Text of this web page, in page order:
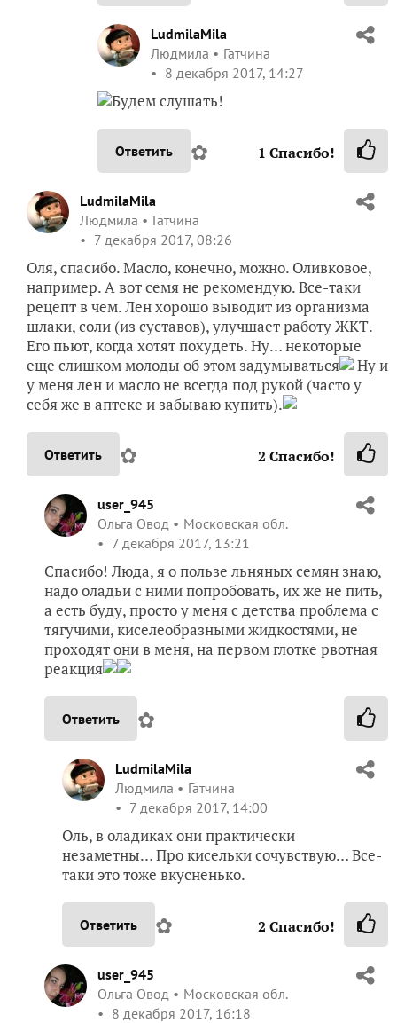
LudmilaMila
Людмила
Гатчина
8 декабря 2017, 14:27
Будем слушать!
Ответить ✿ 1 Спасибо!
LudmilaMila
Людмила
Гатчина
7 декабря 2017, 08:26
Оля, спасибо. Масло, конечно, можно. Оливковое,
например. А вот семя не рекомендую. Все-таки
рецепт в чем. Лен хорошо выводит из организма
шлаки, соли (из суставов), улучшает работу ЖКТ.
Его пьют, когда хотят похудеть. Ну… некоторые
еще слишком молоды об этом задумываться
Ну и
у меня лен и масло не всегда под рукой (часто у
себя же в аптеке и забываю купить).
Ответить ✿ 2 Спасибо!
user_945
Ольга Овод
Московская обл.
7 декабря 2017, 13:21
Спасибо! Люда, я о пользе льняных семян знаю,
надо оладьи с ними попробовать, их же не пить,
а есть буду, просто у меня с детства проблема с
тягучими, киселеобразными жидкостями, не
проходят они в меня, на первом глотке рвотная
реакция
Ответить ✿
LudmilaMila
Людмила
Гатчина
7 декабря 2017, 14:00
Оль, в оладиках они практически
незаметны… Про кисельки сочувствую… Все-
таки это тоже вкусненько.
Ответить ✿ 2 Спасибо!
user_945
Ольга Овод
Московская обл.
8 декабря 2017, 16:18